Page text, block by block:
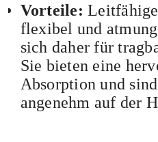
Vorteile:
flexibel und
sich daher für
Sie bieten eine
Absorption und
angenehm auf der